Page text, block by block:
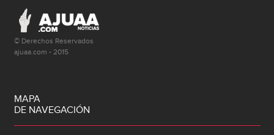
© Derechos Reservados
ajuaa.com - 2015
MAPA
DE NAVEGACIÓN